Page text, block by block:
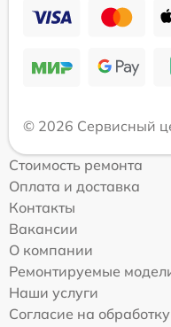
© 2026 Сервисный
Стоимость ремонта
Оплата и доставка
Контакты
Вакансии
О компании
Ремонтируемые
Наши услуги
Согласие на